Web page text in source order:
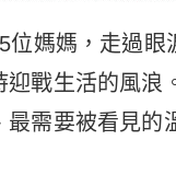
媽媽，走過眼
戰生活的風浪
需要被看見的